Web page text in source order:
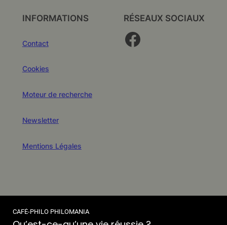
CAFÉ-PHILO PHILOMANIA
INFORMATIONS
Contact
Cookies
Moteur de recherche
Newsletter
Mentions Légales
RÉSEAUX SOCIAUX
Facebook